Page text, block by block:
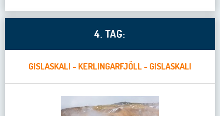
4. TAG:
GISLASKALI - KERLINGARFJÖLL - GISLASKALI